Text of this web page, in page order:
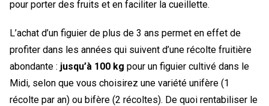
pour porter des fruits et en faciliter la cueillette.
L’achat d’un figuier de plus de 3 ans permet en effet de
profiter dans les années qui suivent d’une récolte fruitière
abondante : jusqu’à 100 kg pour un figuier cultivé dans le
Midi, selon que vous choisirez une variété unifère (1
récolte par an) ou bifère (2 récoltes). De quoi rentabiliser le